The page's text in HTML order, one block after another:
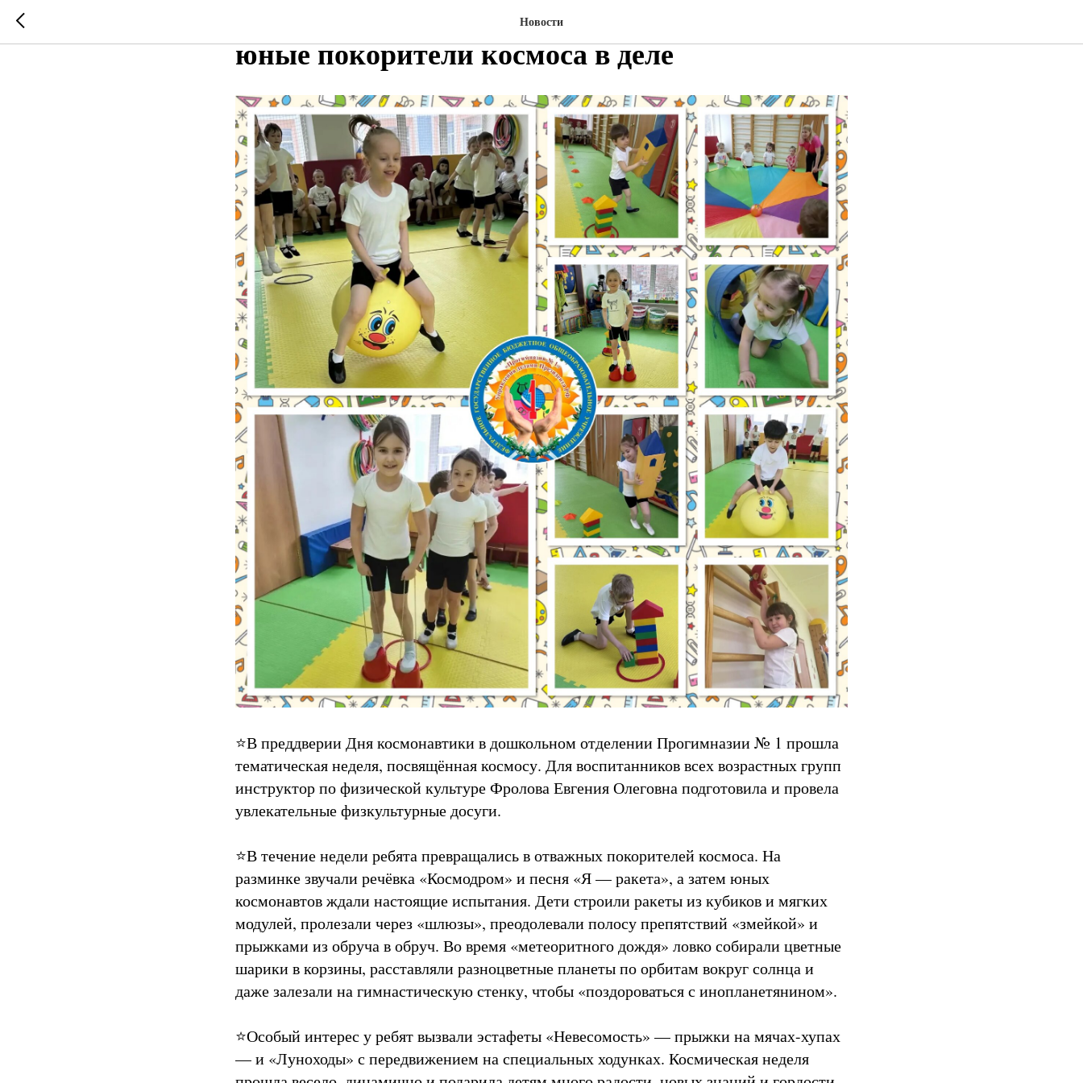
Новости
Весёлая невесомость и метеоритный дождь:
юные покорители космоса в деле
⭐️В преддверии Дня космонавтики в дошкольном отделении Прогимназии № 1 прошла
тематическая неделя, посвящённая космосу. Для воспитанников всех возрастных групп
инструктор по физической культуре Фролова Евгения Олеговна подготовила и провела
увлекательные физкультурные досуги.
⭐️В течение недели ребята превращались в отважных покорителей космоса. На
разминке звучали речёвка «Космодром» и песня «Я — ракета», а затем юных
космонавтов ждали настоящие испытания. Дети строили ракеты из кубиков и мягких
модулей, пролезали через «шлюзы», преодолевали полосу препятствий «змейкой» и
прыжками из обруча в обруч. Во время «метеоритного дождя» ловко собирали цветные
шарики в корзины, расставляли разноцветные планеты по орбитам вокруг солнца и
даже залезали на гимнастическую стенку, чтобы «поздороваться с инопланетянином».
⭐️Особый интерес у ребят вызвали эстафеты «Невесомость» — прыжки на мячах-хупах
— и «Луноходы» с передвижением на специальных ходунках. Космическая неделя